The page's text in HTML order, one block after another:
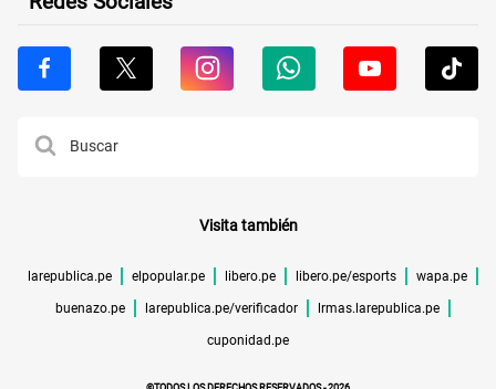
Visita también
larepublica.pe elpopular.pe libero.pe libero.pe/esports wapa.pe
buenazo.pe larepublica.pe/verificador lrmas.larepublica.pe
cuponidad.pe